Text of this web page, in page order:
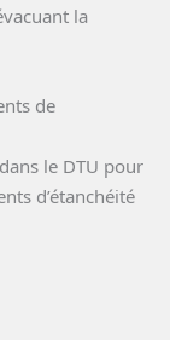
la
de
le DTU pour
d’étanchéité